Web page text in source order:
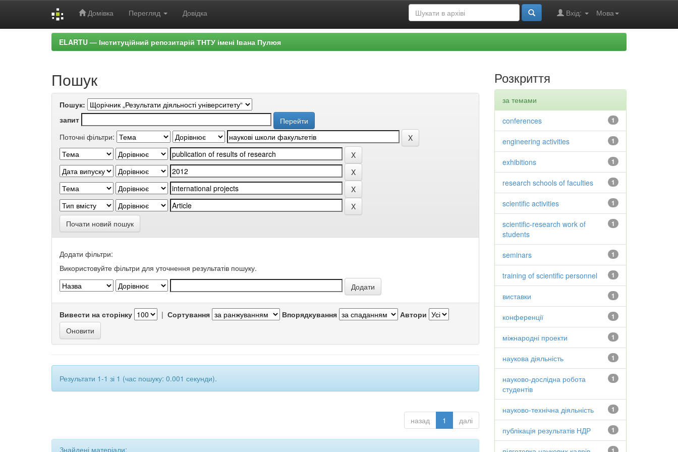
Домівка Перегляд Довідка Мова
Вхід:
ELARTU — Інституційний репозитарій ТНТУ імені Івана Пулюя
Пошук
Пошук:
запит
Поточні фільтри:
Почати новий пошук
Додати фільтри:
Використовуйте фільтри для уточнення результатів пошуку.
Вивести на сторінку | Сортування Впорядкування Автори
Результати 1-1 зі 1 (час пошуку: 0.001 секунди).
назад 1 далі
Знайдені матеріали:
Розкриття
за темами
1
conferences
1
engineering activities
1
exhibitions
1
research schools of faculties
1
scientific activities
1
scientific-research work of
students
1
seminars
1
training of scientific personnel
1
виставки
1
конференції
1
міжнародні проекти
1
наукова діяльність
1
науково-дослідна робота
студентів
1
науково-технічна діяльність
1
публікація результатів НДР